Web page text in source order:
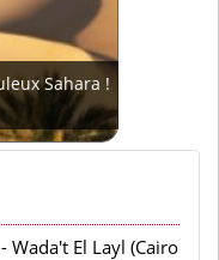
Sahara !
Wada't El Layl (Cairo